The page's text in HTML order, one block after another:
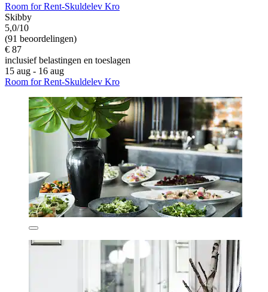
Room for Rent-Skuldelev Kro
Skibby
5,0/10
(91 beoordelingen)
€ 87
inclusief belastingen en toeslagen
15 aug - 16 aug
Room for Rent-Skuldelev Kro